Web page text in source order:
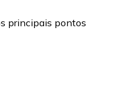
principais pontos